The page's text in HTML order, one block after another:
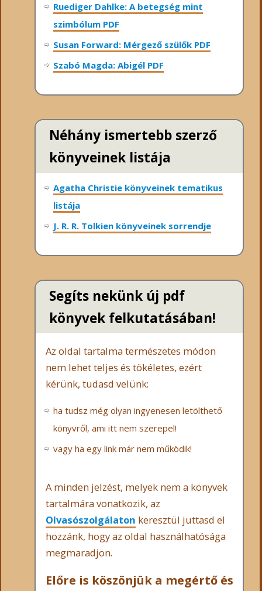
Ruediger Dahlke: A betegség mint
szimbólum PDF
Susan Forward: Mérgező szülők PDF
Szabó Magda: Abigél PDF
Néhány ismertebb szerző
könyveinek listája
Agatha Christie könyveinek tematikus
listája
J. R. R. Tolkien könyveinek sorrendje
Segíts nekünk új pdf
könyvek felkutatásában!
Az oldal tartalma természetes módon
nem lehet teljes és tökéletes, ezért
kérünk, tudasd velünk:
ha tudsz még olyan ingyenesen letölthető
könyvről, ami itt nem szerepel!
vagy ha egy link már nem működik!
A minden jelzést, melyek nem a könyvek
tartalmára vonatkozik, az
Olvasószolgálaton keresztül juttasd el
hozzánk, hogy az oldal használhatósága
megmaradjon.
Előre is köszönjük a megértő és